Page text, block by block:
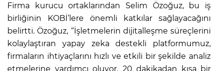
Firma kurucu ortaklarından Selim Özoğuz, bu iş
birliğinin KOBİ’lere önemli katkılar sağlayacağını
belirtti. Özoğuz, “İşletmelerin dijitalleşme süreçlerini
kolaylaştıran yapay zeka destekli platformumuz,
firmaların ihtiyaçlarını hızlı ve etkili bir şekilde analiz
etmelerine yardımcı oluyor. 20 dakikadan kısa bir